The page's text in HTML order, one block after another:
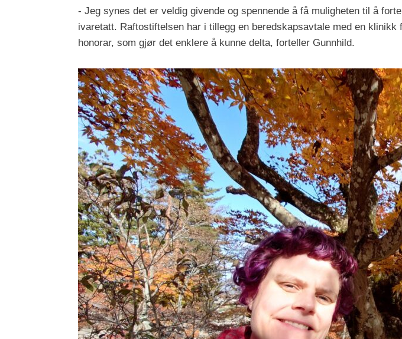
- Jeg synes det er veldig givende og spennende å få muligheten til å
ivaretatt. Raftostiftelsen har i tillegg en beredskapsavtale med en
honorar, som gjør det enklere å kunne delta, forteller Gunnhild.